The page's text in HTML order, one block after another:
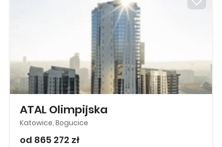
ATAL Olimpijska
Katowice, Bogucice
od 865 272 zł